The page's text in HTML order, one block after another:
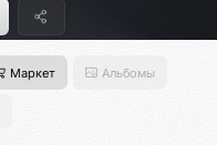
Маркет Альбомы